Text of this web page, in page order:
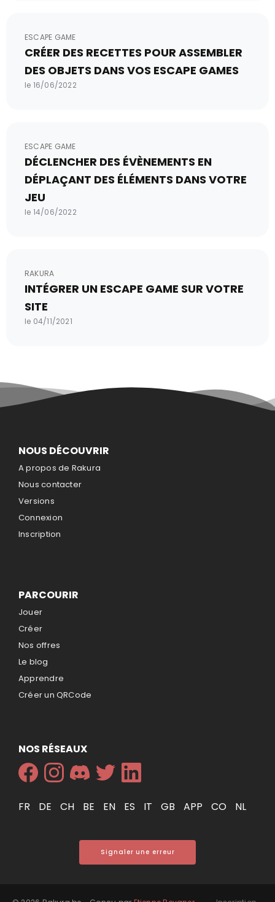
ESCAPE GAME
CRÉER DES RECETTES POUR ASSEMBLER
DES OBJETS DANS VOS ESCAPE GAMES
le 16/06/2022
ESCAPE GAME
DÉCLENCHER DES ÉVÈNEMENTS EN
DÉPLAÇANT DES ÉLÉMENTS DANS VOTRE
JEU
le 14/06/2022
RAKURA
INTÉGRER UN ESCAPE GAME SUR VOTRE
SITE
le 04/11/2021
NOUS DÉCOUVRIR
A propos de Rakura
Nous contacter
Versions
Connexion
Inscription
PARCOURIR
Jouer
Créer
Nos offres
Le blog
Apprendre
Créer un QRCode
NOS RÉSEAUX
FR DE CH BE EN ES IT GB APP CO NL
Signaler une erreur